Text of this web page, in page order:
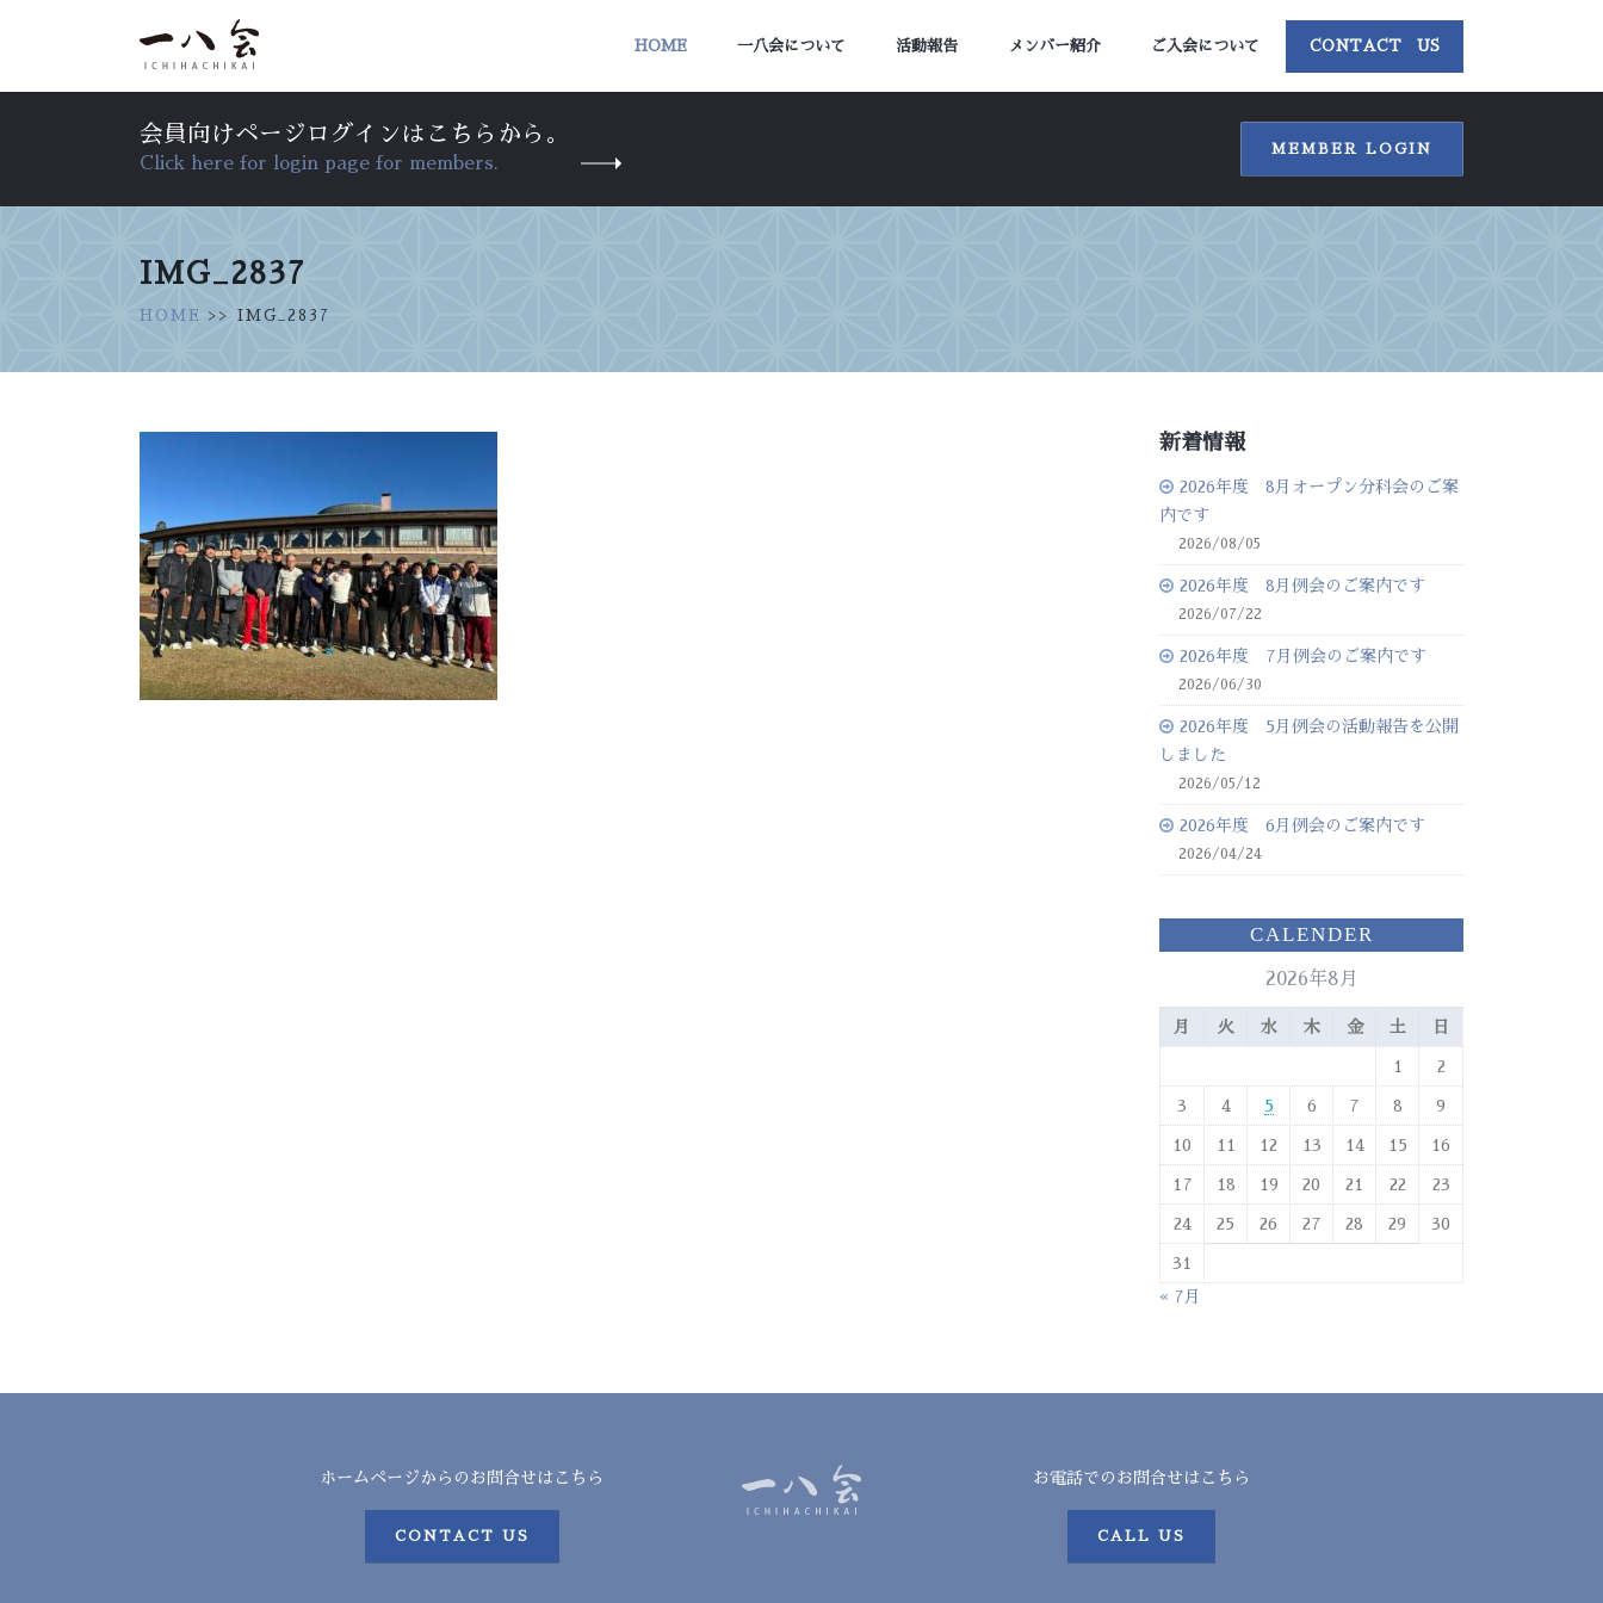
HOME 一八会について 活動報告 メンバー紹介 ご入会について CONTACT US
会員向けページログインはこちらから。
Click here for login page for members.
MEMBER LOGIN
IMG_2837
HOME >> IMG_2837
新着情報
2026年度 8月オープン分科会のご案
内です
2026/08/05
2026年度 8月例会のご案内です
2026/07/22
2026年度 7月例会のご案内です
2026/06/30
2026年度 5月例会の活動報告を公開
しました
2026/05/12
2026年度 6月例会のご案内です
2026/04/24
CALENDER
2026年8月
月 火 水 木 金 土 日
1 2
3 4 5 6 7 8 9
10 11 12 13 14 15 16
17 18 19 20 21 22 23
24 25 26 27 28 29 30
31
« 7月
ホームページからのお問合せはこちら
CONTACT US
お電話でのお問合せはこちら
CALL US